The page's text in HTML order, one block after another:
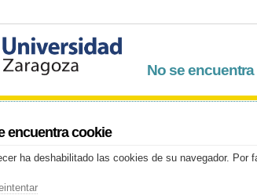
No se
encuentra cookie
ha deshabilitado las cookies de su navegador. Por